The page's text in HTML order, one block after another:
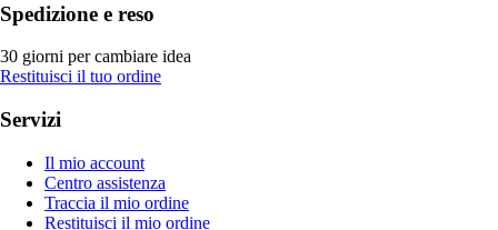
Spedizione e reso
30 giorni per cambiare idea
Restituisci il tuo ordine
Servizi
Il mio account
Centro assistenza
Traccia il mio ordine
Restituisci il mio ordine